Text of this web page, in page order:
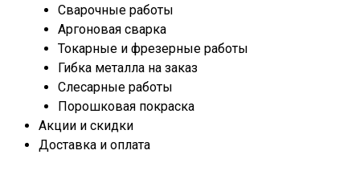
Сварочные работы
Аргоновая сварка
Токарные и фрезерные работы
Гибка металла на заказ
Слесарные работы
Порошковая покраска
Акции и скидки
Доставка и оплата